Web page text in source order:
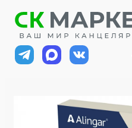
содержимому